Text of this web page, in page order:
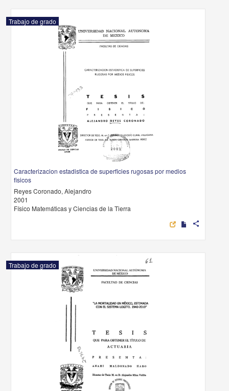
Trabajo de grado
Caracterizacion estadistica de superficies rugosas por medios
fisicos
Reyes Coronado, Alejandro
2001
Físico Matemáticas y Ciencias de la Tierra
share
Trabajo de grado